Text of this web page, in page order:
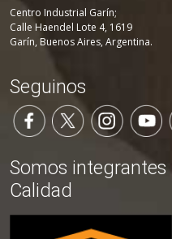
Centro Industrial Garín;
Calle Haendel Lote 4, 1619
Garín, Buenos Aires, Argentina.
Seguinos
Somos
Calidad